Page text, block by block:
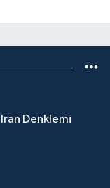
İran Denklemi